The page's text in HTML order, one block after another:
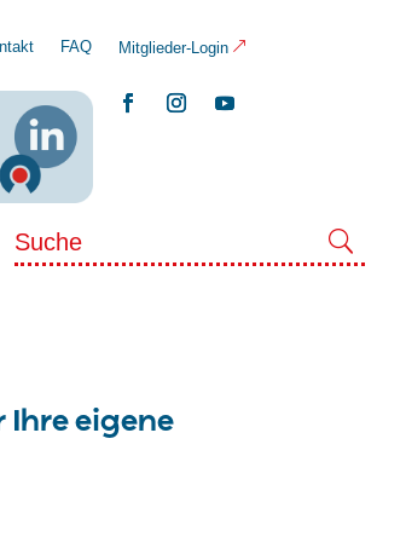
FAQ Mitglieder-Login
Ihre eigene